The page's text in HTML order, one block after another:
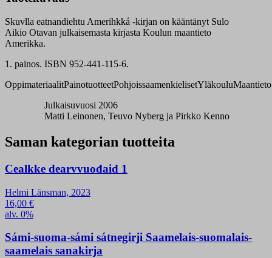
Skuvlla eatnandiehtu Amerihkká -kirjan on kääntänyt Sulo
Aikio Otavan julkaisemasta kirjasta Koulun maantieto
Amerikka.
1. painos. ISBN 952-441-115-6.
OppimateriaalitPainotuotteetPohjoissaamenkielisetYläkouluMaantieto
Julkaisuvuosi 2006
Matti Leinonen, Teuvo Nyberg ja Pirkko Kenno
Saman kategorian tuotteita
Cealkke dearvvuođaid 1
Helmi Länsman, 2023
16,00 €
alv. 0%
Sámi-suoma-sámi sátnegirji Saamelais-suomalais-
saamelais sanakirja